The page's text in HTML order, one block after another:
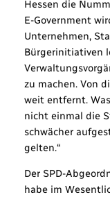
Hessen die
E-Government
Unternehmen,
Bürgerinitiativen
zu machen. Von
weit entfernt.
nicht einmal die
schwächer
gelten.“
Der SPD-
habe im